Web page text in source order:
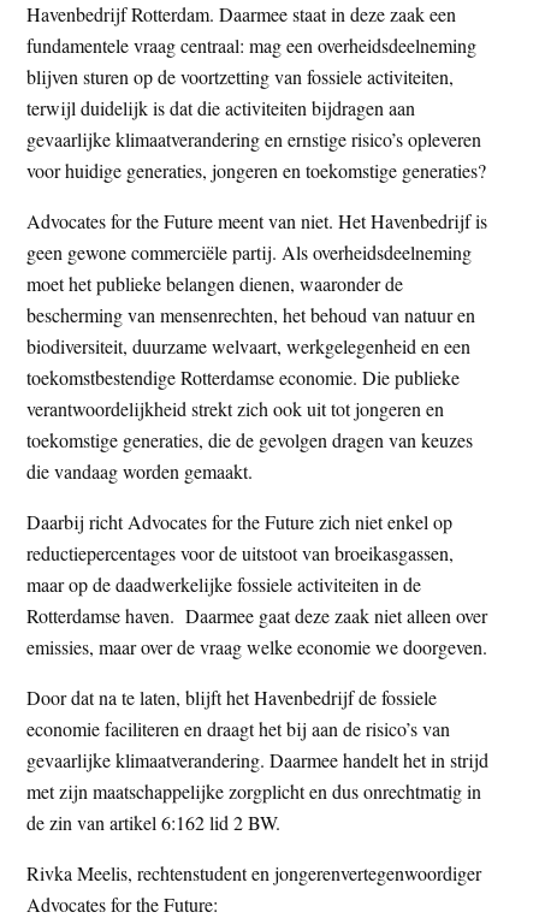
Havenbedrijf Rotterdam. Daarmee staat in deze zaak een
fundamentele vraag centraal: mag een overheidsdeelneming
blijven sturen op de voortzetting van fossiele activiteiten,
terwijl duidelijk is dat die activiteiten bijdragen aan
gevaarlijke klimaatverandering en ernstige risico’s opleveren
voor huidige generaties, jongeren en toekomstige generaties?
Advocates for the Future meent van niet. Het Havenbedrijf is
geen gewone commerciële partij. Als overheidsdeelneming
moet het publieke belangen dienen, waaronder de
bescherming van mensenrechten, het behoud van natuur en
biodiversiteit, duurzame welvaart, werkgelegenheid en een
toekomstbestendige Rotterdamse economie. Die publieke
verantwoordelijkheid strekt zich ook uit tot jongeren en
toekomstige generaties, die de gevolgen dragen van keuzes
die vandaag worden gemaakt.
Daarbij richt Advocates for the Future zich niet enkel op
reductiepercentages voor de uitstoot van broeikasgassen,
maar op de daadwerkelijke fossiele activiteiten in de
Rotterdamse haven. Daarmee gaat deze zaak niet alleen over
emissies, maar over de vraag welke economie we doorgeven.
Door dat na te laten, blijft het Havenbedrijf de fossiele
economie faciliteren en draagt het bij aan de risico’s van
gevaarlijke klimaatverandering. Daarmee handelt het in strijd
met zijn maatschappelijke zorgplicht en dus onrechtmatig in
de zin van artikel 6:162 lid 2 BW.
Rivka Meelis, rechtenstudent en jongerenvertegenwoordiger
Advocates for the Future: